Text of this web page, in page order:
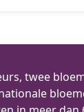
het
die met
en
nu met veel
twee